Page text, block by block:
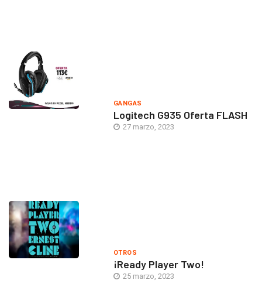
GANGAS
Logitech G935 Oferta FLASH
27 marzo, 2023
OTROS
¡Ready Player Two!
25 marzo, 2023